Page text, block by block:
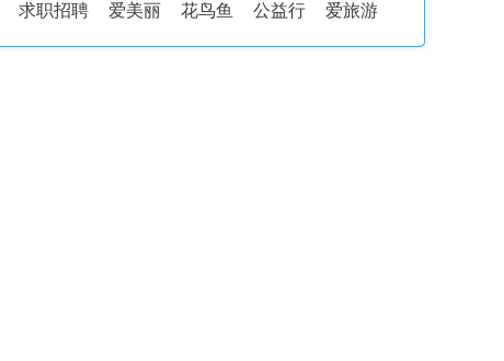
求职招聘 爱美丽 花鸟鱼 公益行 爱旅游